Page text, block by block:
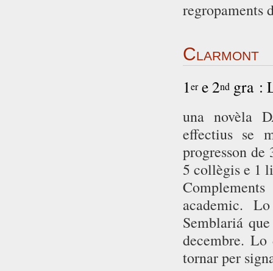
regropaments
Clarmont
1ere 2nd gra :
una novèla
effectius se
progresson de
5 collègis e 1
academic.
Semblariá
decembre. Lo
tornar per